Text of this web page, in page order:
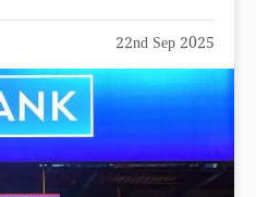
22nd Sep 2025